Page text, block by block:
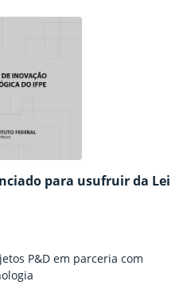
para usufruir da Lei
P&D em parceria com